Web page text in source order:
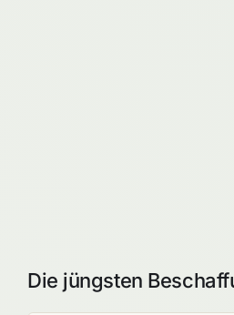
Die jüngsten